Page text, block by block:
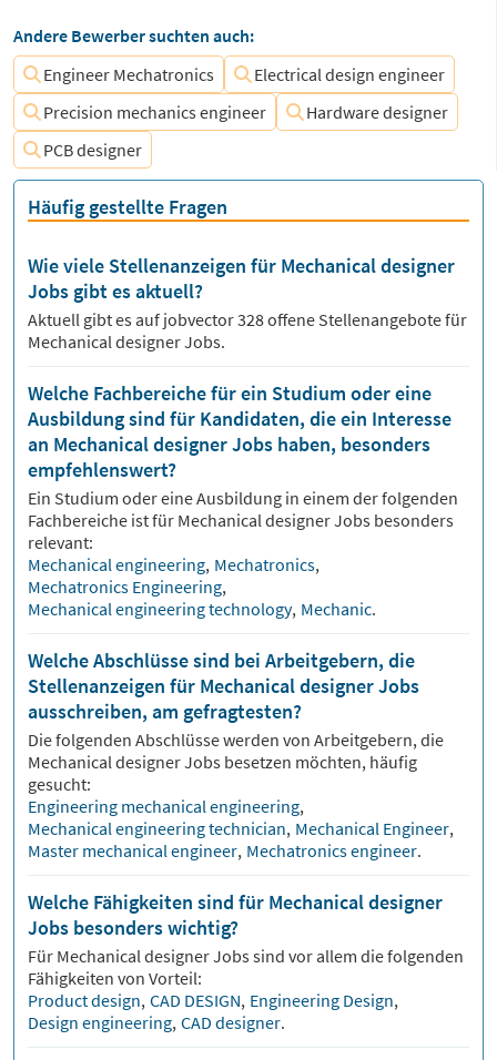
Andere Bewerber suchten auch:
Engineer Mechatronics
Electrical design engineer
Precision mechanics engineer
Hardware designer
PCB designer
Häufig gestellte Fragen
Wie viele Stellenanzeigen für Mechanical designer
Jobs gibt es aktuell?
Aktuell gibt es auf jobvector328offene Stellenangebote für
Mechanical designer Jobs.
Welche Fachbereiche für ein Studium oder eine
Ausbildung sind für Kandidaten, die ein Interesse
an Mechanical designer Jobs haben, besonders
empfehlenswert?
Ein Studium oder eine Ausbildung in einem der folgenden
Fachbereiche ist für Mechanical designerJobs besonders
relevant:
Mechanical engineering, Mechatronics,
Mechatronics Engineering,
Mechanical engineering technology, Mechanic.
Welche Abschlüsse sind bei Arbeitgebern, die
Stellenanzeigen für Mechanical designer Jobs
ausschreiben, am gefragtesten?
Die folgenden Abschlüsse werden von Arbeitgebern, die
Mechanical designerJobs besetzen möchten, häufig
gesucht:
Engineering mechanical engineering,
Mechanical engineering technician, Mechanical Engineer,
Master mechanical engineer, Mechatronics engineer.
Welche Fähigkeiten sind für Mechanical designer
Jobs besonders wichtig?
Für Mechanical designerJobs sind vor allem die folgenden
Fähigkeiten von Vorteil:
Product design, CAD DESIGN, Engineering Design,
Design engineering, CAD designer.